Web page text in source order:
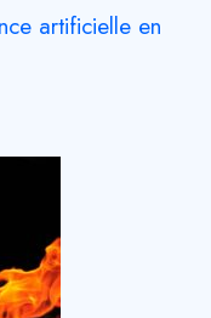
artificielle en